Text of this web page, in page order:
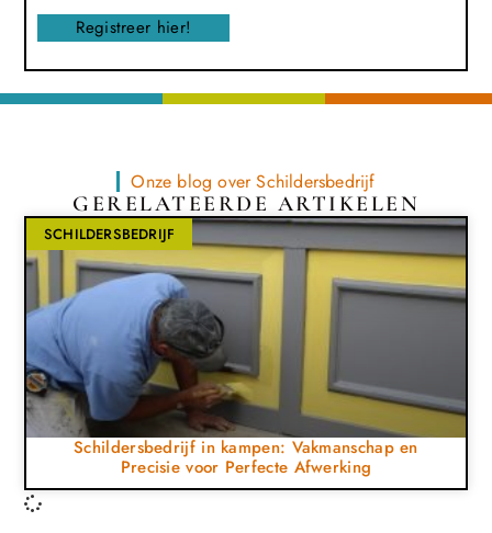
Registreer hier!
Onze blog over Schildersbedrijf
GERELATEERDE ARTIKELEN
SCHILDERSBEDRIJF
Schildersbedrijf in kampen: Vakmanschap en
Precisie voor Perfecte Afwerking